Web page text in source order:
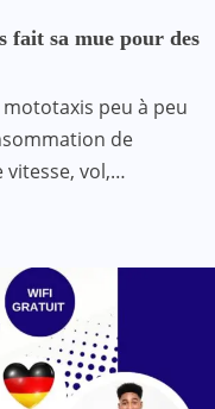
fait sa mue pour des
peu à peu
de
vitesse, vol,…